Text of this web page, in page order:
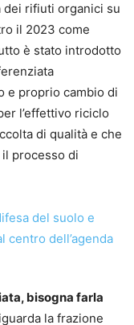
dei rifiuti organici su
il 2023 come
è stato introdotto
e proprio cambio di
l’effettivo riciclo
di qualità e che
processo di
bisogna farla
la frazione